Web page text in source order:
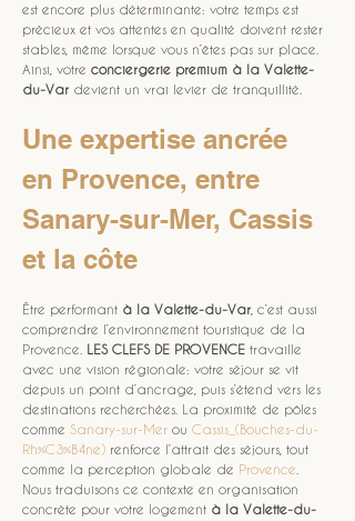
est encore plus déterminante: votre temps est
précieux et vos attentes en qualité doivent rester
stables, même lorsque vous n’êtes pas sur place.
Ainsi, votre conciergerie premium à la Valette-
du-Var devient un vrai levier de tranquillité.
Une expertise ancrée
en Provence, entre
Sanary-sur-Mer, Cassis
et la côte
Être performant à la Valette-du-Var , c’est aussi
comprendre l’environnement touristique de la
Provence. LES CLEFS DE PROVENCE travaille
avec une vision régionale: votre séjour se vit
depuis un point d’ancrage, puis s’étend vers les
destinations recherchées. La proximité de pôles
comme Sanary-sur-Mer ou Cassis_(Bouches-du-
Rh%C3%B4ne) renforce l’attrait des séjours, tout
comme la perception globale de Provence
Nous traduisons ce contexte en organisation
concrète pour votre logement à la Valette-du-